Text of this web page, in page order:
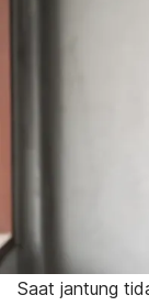
Saat jantung